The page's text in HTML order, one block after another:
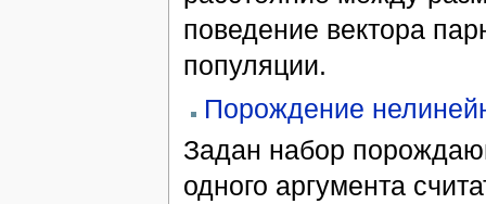
поведение вектора
популяции.
Порождение
Задан набор
одного аргумента